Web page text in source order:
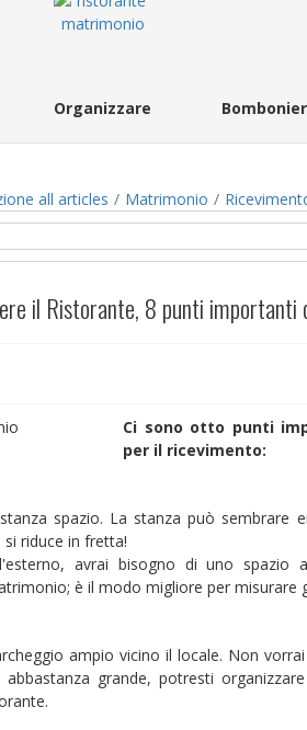
Organizzare
all articles Matrimonio
il Ristorante, 8 punti importanti
Ci sono otto punti
per il ricevimento:
spazio. La stanza può sembrare
si riduce in fretta!
avrai bisogno di uno spazio
è il modo migliore per misurare
ampio vicino il locale. Non
grande, potresti